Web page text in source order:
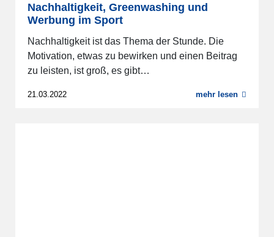
Nachhaltigkeit, Greenwashing und
Werbung im Sport
Nachhaltigkeit ist das Thema der Stunde. Die
Motivation, etwas zu bewirken und einen Beitrag
zu leisten, ist groß, es gibt…
21.03.2022 mehr lesen